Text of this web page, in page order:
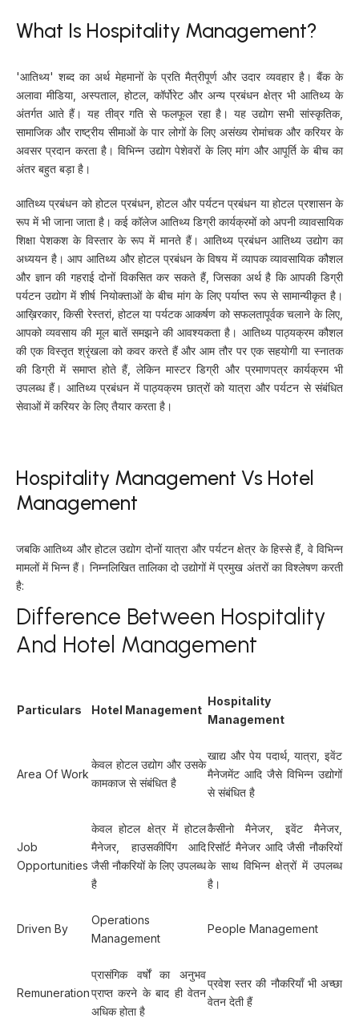
What Is Hospitality Management?
'आतिथ्य' शब्द का अर्थ मेहमानों के प्रति मैत्रीपूर्ण और उदार व्यवहार है। बैंक के
अलावा मीडिया, अस्पताल, होटल, कॉर्पोरेट और अन्य प्रबंधन क्षेत्र भी आतिथ्य के
अंतर्गत आते हैं। यह तीव्र गति से फलफूल रहा है। यह उद्योग सभी सांस्कृतिक,
सामाजिक और राष्ट्रीय सीमाओं के पार लोगों के लिए असंख्य रोमांचक और करियर के
अवसर प्रदान करता है। विभिन्न उद्योग पेशेवरों के लिए मांग और आपूर्ति के बीच का
अंतर बहुत बड़ा है।
आतिथ्य प्रबंधन को होटल प्रबंधन, होटल और पर्यटन प्रबंधन या होटल प्रशासन के
रूप में भी जाना जाता है। कई कॉलेज आतिथ्य डिग्री कार्यक्रमों को अपनी व्यावसायिक
शिक्षा पेशकश के विस्तार के रूप में मानते हैं। आतिथ्य प्रबंधन आतिथ्य उद्योग का
अध्ययन है। आप आतिथ्य और होटल प्रबंधन के विषय में व्यापक व्यावसायिक कौशल
और ज्ञान की गहराई दोनों विकसित कर सकते हैं, जिसका अर्थ है कि आपकी डिग्री
पर्यटन उद्योग में शीर्ष नियोक्ताओं के बीच मांग के लिए पर्याप्त रूप से सामान्यीकृत है।
आख़िरकार, किसी रेस्तरां, होटल या पर्यटक आकर्षण को सफलतापूर्वक चलाने के लिए,
आपको व्यवसाय की मूल बातें समझने की आवश्यकता है। आतिथ्य पाठ्यक्रम कौशल
की एक विस्तृत श्रृंखला को कवर करते हैं और आम तौर पर एक सहयोगी या स्नातक
की डिग्री में समाप्त होते हैं, लेकिन मास्टर डिग्री और प्रमाणपत्र कार्यक्रम भी
उपलब्ध हैं। आतिथ्य प्रबंधन में पाठ्यक्रम छात्रों को यात्रा और पर्यटन से संबंधित
सेवाओं में करियर के लिए तैयार करता है।
Hospitality Management Vs Hotel
Management
जबकि आतिथ्य और होटल उद्योग दोनों यात्रा और पर्यटन क्षेत्र के हिस्से हैं, वे विभिन्न
मामलों में भिन्न हैं। निम्नलिखित तालिका दो उद्योगों में प्रमुख अंतरों का विश्लेषण करती
है:
Difference Between Hospitality
And Hotel Management
Particulars Hotel Management
Hospitality
Management
Area Of Work
केवल होटल उद्योग और उसके
कामकाज से संबंधित है
खाद्य और पेय पदार्थ, यात्रा, इवेंट
मैनेजमेंट आदि जैसे विभिन्न उद्योगों
से संबंधित है
Job
Opportunities
केवल होटल क्षेत्र में होटल
मैनेजर, हाउसकीपिंग आदि
जैसी नौकरियों के लिए उपलब्ध
है
कैसीनो मैनेजर, इवेंट मैनेजर,
रिसॉर्ट मैनेजर आदि जैसी नौकरियों
के साथ विभिन्न क्षेत्रों में उपलब्ध
है।
Driven By
Operations
Management
People Management
Remuneration
प्रासंगिक वर्षों का अनुभव
प्राप्त करने के बाद ही वेतन
अधिक होता है
प्रवेश स्तर की नौकरियाँ भी अच्छा
वेतन देती हैं